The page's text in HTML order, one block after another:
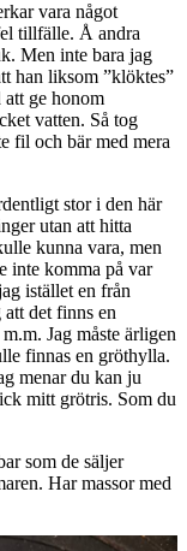
vara något
tillfälle. Å andra
Men inte bara jag
han liksom ”klöktes”
ge honom
vatten. Så tog
fil och bär med mera
stor i den här
utan att hitta
kunna vara, men
inte komma på var
istället en från
det finns en
Jag måste ärligen
finnas en gröthylla.
menar du kan ju
mitt grötris. Som du
som de säljer
Har massor med